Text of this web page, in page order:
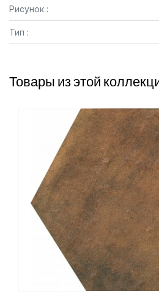
Рисунок :
Тип :
Товары из этой